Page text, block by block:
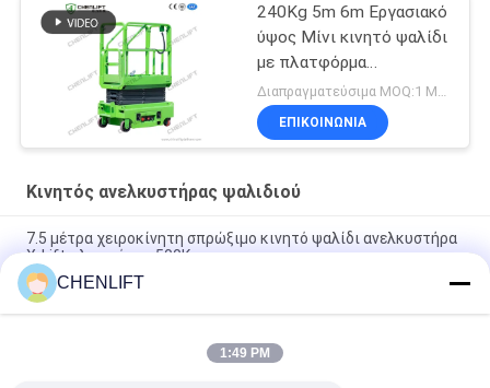
240Kg 5m 6m Εργασιακό
ύψος Μίνι κινητό ψαλίδι
με πλατφόρμα
επέκτασης
Διαπραγματεύσιμα MOQ:1 Μονάδα
ΕΠΙΚΟΙΝΩΝΙΑ
Κινητός ανελκυστήρας ψαλιδιού
7.5 μέτρα χειροκίνητη σπρώξιμο κινητό ψαλίδι ανελκυστήρα
X-Lift πλατφόρμα 500Kg
14M Μικρό ηλεκτρικό ανελκυστήρα ψαλίδι με κινητήρα
συσκευή χωρητικότητα φόρτωσης σε 450Kg
Μίνι Εγχειρίδιο Πλατφόρμας Εναέριας Εργασίας 3,9 Μέτρων
CHENLIFT
1:49 PM